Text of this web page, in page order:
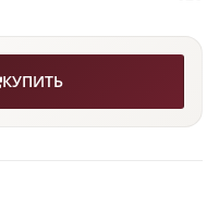
КУПИТЬ